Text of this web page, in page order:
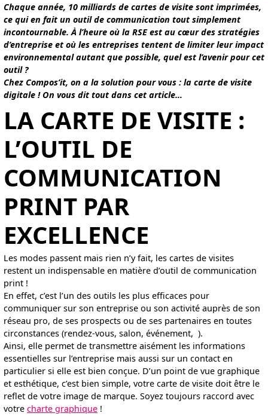
Chaque année, 10 milliards de cartes de visite sont imprimées,
ce qui en fait un outil de communication tout simplement
incontournable. À l’heure où la RSE est au cœur des stratégies
d’entreprise et où les entreprises tentent de limiter leur impact
environnemental autant que possible, quel est l’avenir pour cet
outil ?
Chez Compos’it, on a la solution pour vous : la carte de visite
digitale ! On vous dit tout dans cet article…
LA CARTE DE VISITE :
L’OUTIL DE
COMMUNICATION
PRINT PAR
EXCELLENCE
Les modes passent mais rien n’y fait, les cartes de visites
restent un indispensable en matière d’outil de communication
print !
En effet, c’est l’un des outils les plus efficaces pour
communiquer sur son entreprise ou son activité auprès de son
réseau pro, de ses prospects ou de ses partenaires en toutes
circonstances (rendez-vous, salon, événement, ).
Ainsi, elle permet de transmettre aisément les informations
essentielles sur l’entreprise mais aussi sur un contact en
particulier si elle est bien conçue. D’un point de vue graphique
et esthétique, c’est bien simple, votre carte de visite doit être le
reflet de votre image de marque. Soyez toujours raccord avec
votre charte graphique !